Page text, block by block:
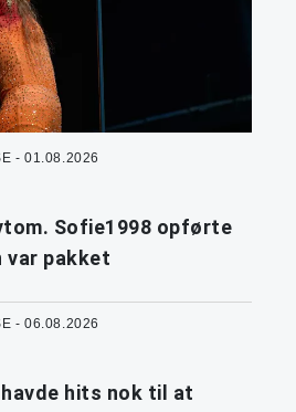
- 01.08.2026
Sofie1998 opførte
var pakket
- 06.08.2026
hits nok til at